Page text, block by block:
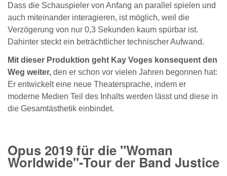
Dass die Schauspieler von Anfang an parallel spielen und
auch miteinander interagieren, ist möglich, weil die
Verzögerung von nur 0,3 Sekunden kaum spürbar ist.
Dahinter steckt ein beträchtlicher technischer Aufwand.
Mit dieser Produktion geht Kay Voges konsequent den
Weg weiter, den er schon vor vielen Jahren begonnen hat:
Er entwickelt eine neue Theatersprache, indem er
moderne Medien Teil des Inhalts werden lässt und diese in
die Gesamtästhetik einbindet.
Opus 2019 für die "Woman
Worldwide"-Tour der Band Justice